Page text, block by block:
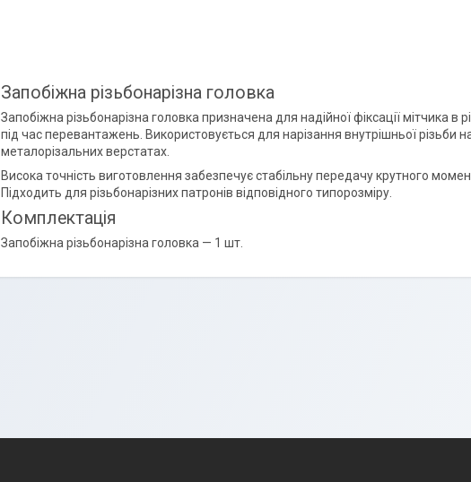
Запобіжна різьбонарізна головка
Запобіжна різьбонарізна головка призначена для надійної фіксації мітчика в
під час перевантажень. Використовується для нарізання внутрішньої різьби
металорізальних верстатах.
Висока точність виготовлення забезпечує стабільну передачу крутного
Підходить для різьбонарізних патронів відповідного типорозміру.
Комплектація
Запобіжна різьбонарізна головка — 1 шт.